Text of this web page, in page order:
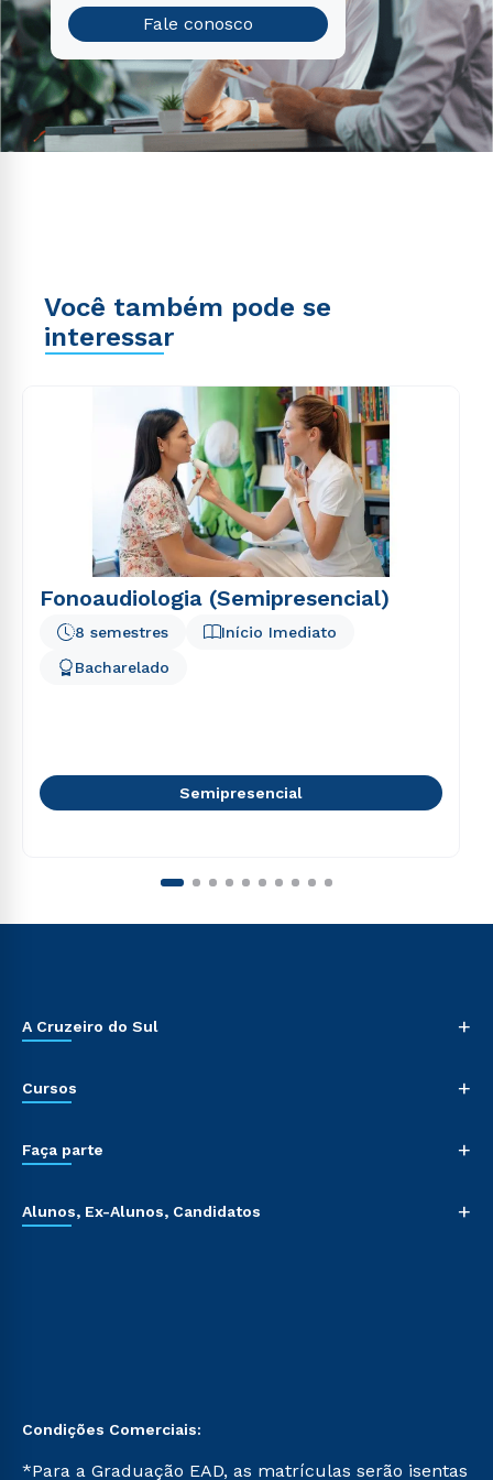
Fale conosco
Você também pode se
interessar
Fonoaudiologia (Semipresencial)
Início Imediato
8 semestres
Bacharelado
Semipresencial
A Cruzeiro do Sul +
Cursos +
Faça parte +
Alunos, Ex-Alunos, Candidatos +
Condições Comerciais:
*Para a Graduação EAD, as matrículas serão isentas